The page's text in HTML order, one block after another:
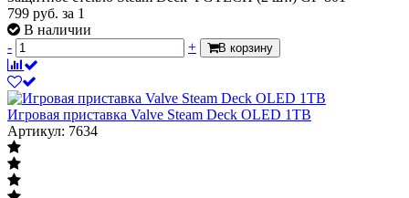
799 руб. за 1
В наличии
-
+ В корзину
Игровая приставка Valve Steam Deck OLED 1TB
Артикул: 7634